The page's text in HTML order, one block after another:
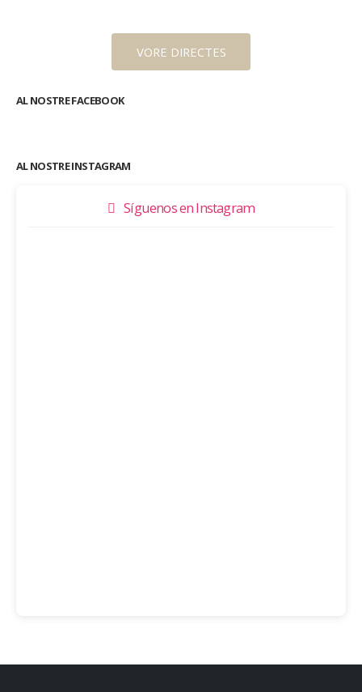
VORE DIRECTES
AL NOSTRE FACEBOOK
AL NOSTRE INSTAGRAM
Síguenos en Instagram